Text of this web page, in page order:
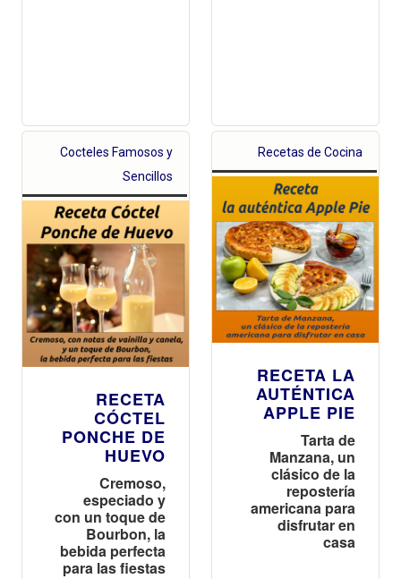
Cocteles Famosos y
Sencillos
RECETA
CÓCTEL
PONCHE DE
HUEVO
Cremoso,
especiado y
con un toque de
Bourbon, la
bebida perfecta
para las fiestas
Recetas de Cocina
RECETA LA
AUTÉNTICA
APPLE PIE
Tarta de
Manzana, un
clásico de la
repostería
americana para
disfrutar en
casa